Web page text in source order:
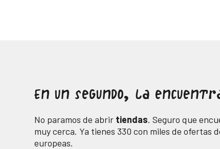
En un segundo, la
No paramos de abrir tiendas. Seguro que
muy cerca. Ya tienes 330 con miles de ofertas
europeas.